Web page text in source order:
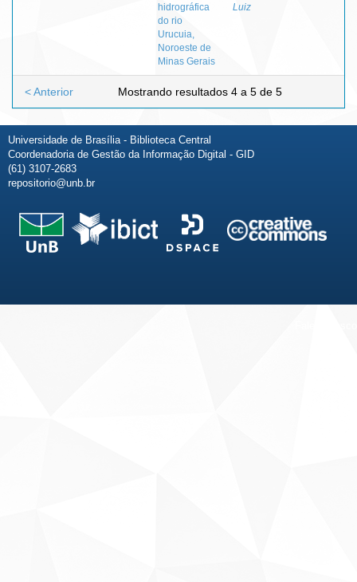
hidrográfica
do rio
Urucuia,
Noroeste de
Minas Gerais
Luiz
Mostrando resultados 4 a 5 de 5
< Anterior
Universidade de Brasília - Biblioteca Central
Coordenadoria de Gestão da Informação Digital - GID
(61) 3107-2683
repositorio@unb.br